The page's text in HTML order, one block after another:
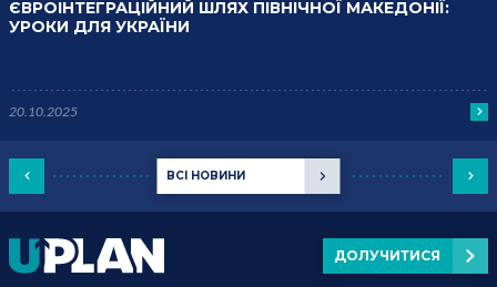
ВСІ НОВИНИ
ЄВРОІНТЕГРАЦІЙНИЙ ШЛЯХ ПІВНІЧНОЇ МАКЕДОНІЇ:
УРОКИ ДЛЯ УКРАЇНИ
20.10.2025
ДОЛУЧИТИСЯ